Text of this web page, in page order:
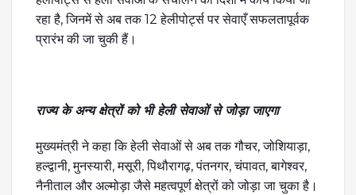
रहा है, जिनमें से अब तक 12 हेलीपोर्ट्स पर सेवाएँ सफलतापूर्वक
प्रारंभ की जा चुकी हैं।
राज्य के अन्य क्षेत्रों को भी हेली सेवाओं से जोड़ा जाएगा
मुख्यमंत्री ने कहा कि हेली सेवाओं से अब तक गौचर, जोशियाड़ा,
हल्द्वानी, मुनस्यारी, मसूरी, पिथौरागढ़, पंतनगर, चंपावत, बागेश्वर,
नैनीताल और अल्मोड़ा जैसे महत्वपूर्ण क्षेत्रों को जोड़ा जा चुका है।